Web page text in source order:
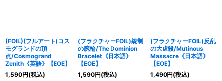
(FOIL)(フルアート)コス
モグランドの頂
点/Cosmogrand
Zenith《英語》【EOE】
1,590円(税込)
(フラクチャーFOIL)統制
の腕輪/The Dominion
Bracelet《日本語》
【EOE】
1,590円(税込)
(フラクチャーFOIL)反乱
の大虐殺/Mutinous
Massacre《日本語》
【EOE】
1,490円(税込)